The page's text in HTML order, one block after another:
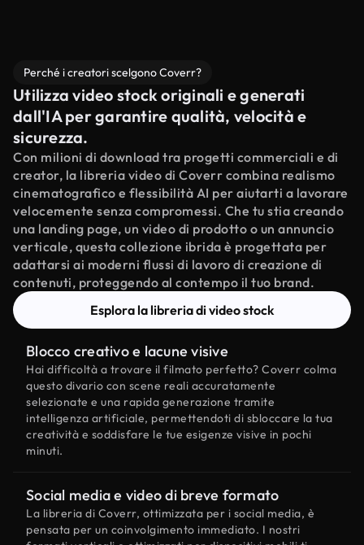
Perché i creatori scelgono Coverr?
Utilizza video stock originali e generati
dall'IA per garantire qualità, velocità e
sicurezza.
Con milioni di download tra progetti commerciali e di
creator, la libreria video di Coverr combina realismo
cinematografico e flessibilità AI per aiutarti a lavorare
velocemente senza compromessi. Che tu stia creando
una landing page, un video di prodotto o un annuncio
verticale, questa collezione ibrida è progettata per
adattarsi ai moderni flussi di lavoro di creazione di
contenuti, proteggendo al contempo il tuo brand.
Esplora la libreria di video stock
Blocco creativo e lacune visive
Hai difficoltà a trovare il filmato perfetto? Coverr colma
questo divario con scene reali accuratamente
selezionate e una rapida generazione tramite
intelligenza artificiale, permettendoti di sbloccare la tua
creatività e soddisfare le tue esigenze visive in pochi
minuti.
Social media e video di breve formato
La libreria di Coverr, ottimizzata per i social media, è
pensata per un coinvolgimento immediato. I nostri